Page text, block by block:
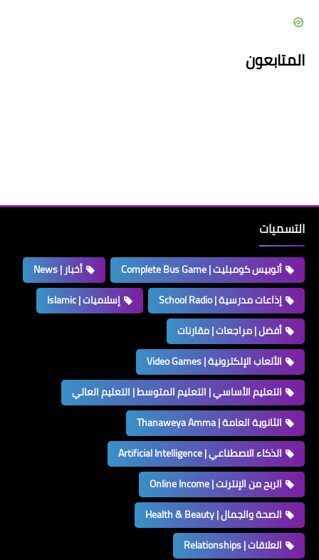
المتابعون
التسميات
أتوبيس كومبليت | Complete Bus Game
أخبار | News
إذاعات مدرسية | School Radio
إسلاميات | Islamic
أفضل | مراجعات | مقارنات
الألعاب الإلكترونية | Video Games
التعليم الأساسي | التعليم المتوسط | التعليم العالي
الثانوية العامة | Thanaweya Amma
الذكاء الاصطناعي | Artificial Intelligence
الربح من الإنترنت | Online Income
الصحة والجمال | Health & Beauty
العلاقات | Relationships